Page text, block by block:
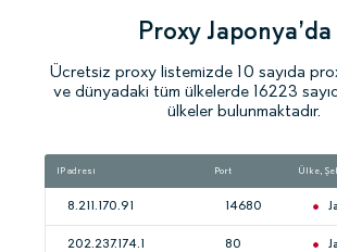
Proxy Japonya’da
Ücretsiz proxy listemizde 10 sayıda
ve dünyadaki tüm ülkelerde 16223
ülkeler bulunmaktadır.
IP adresi Port Ülke,
8.211.170.91 14680
202.237.174.1 80